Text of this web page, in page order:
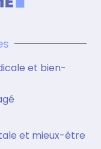
et bien-
et mieux-être